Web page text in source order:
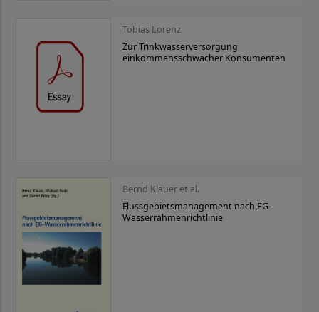
Tobias Lorenz
Zur Trinkwasserversorgung
einkommensschwacher Konsumenten
Bernd Klauer et al.
Flussgebietsmanagement nach EG-
Wasserrahmenrichtlinie